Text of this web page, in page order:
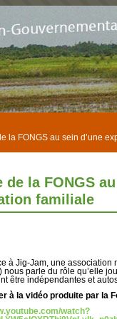
la FONGS au sein d’une
la FONGS
familiale
à Jig-Jam, une association
parle du rôle qu’elle
être indépendantes et
à la vidéo produite par la
watch?